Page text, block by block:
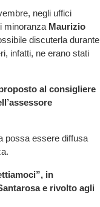
negli uffici
minoranza Maurizio
discuterla durante
infatti, ne erano stati
al consigliere
possa essere diffusa
in
e rivolto agli